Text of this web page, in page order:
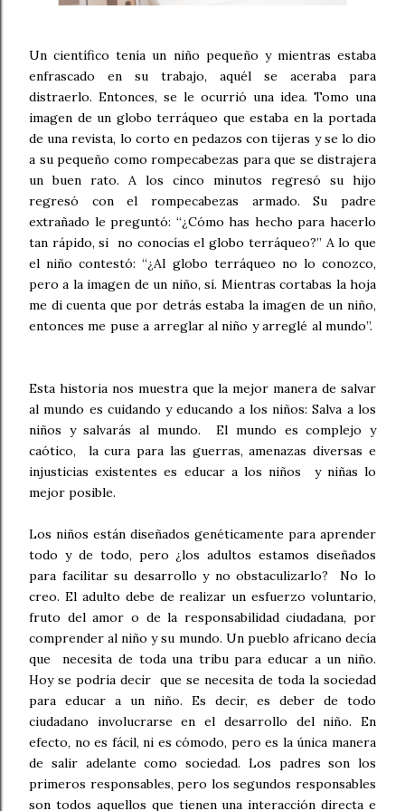
Un científico tenía un niño pequeño y mientras estaba
enfrascado en su trabajo, aquél se aceraba para
distraerlo. Entonces, se le ocurrió una idea. Tomo una
imagen de un globo terráqueo que estaba en la portada
de una revista, lo corto en pedazos con tijeras y se lo dio
a su pequeño como rompecabezas para que se distrajera
un buen rato. A los cinco minutos regresó su hijo
regresó con el rompecabezas armado. Su padre
extrañado le preguntó: “¿Cómo has hecho para hacerlo
tan rápido, si no conocías el globo terráqueo?” A lo que
el niño contestó: “¿Al globo terráqueo no lo conozco,
pero a la imagen de un niño, sí. Mientras cortabas la hoja
me di cuenta que por detrás estaba la imagen de un niño,
entonces me puse a arreglar al niño y arreglé al mundo”.
Esta historia nos muestra que la mejor manera de salvar
al mundo es cuidando y educando a los niños: Salva a los
niños y salvarás al mundo. El mundo es complejo y
caótico, la cura para las guerras, amenazas diversas e
injusticias existentes es educar a los niños y niñas lo
mejor posible.
Los niños están diseñados genéticamente para aprender
todo y de todo, pero ¿los adultos estamos diseñados
para facilitar su desarrollo y no obstaculizarlo? No lo
creo. El adulto debe de realizar un esfuerzo voluntario,
fruto del amor o de la responsabilidad ciudadana, por
comprender al niño y su mundo. Un pueblo africano decía
que necesita de toda una tribu para educar a un niño.
Hoy se podría decir que se necesita de toda la sociedad
para educar a un niño. Es decir, es deber de todo
ciudadano involucrarse en el desarrollo del niño. En
efecto, no es fácil, ni es cómodo, pero es la única manera
de salir adelante como sociedad. Los padres son los
primeros responsables, pero los segundos responsables
son todos aquellos que tienen una interacción directa e